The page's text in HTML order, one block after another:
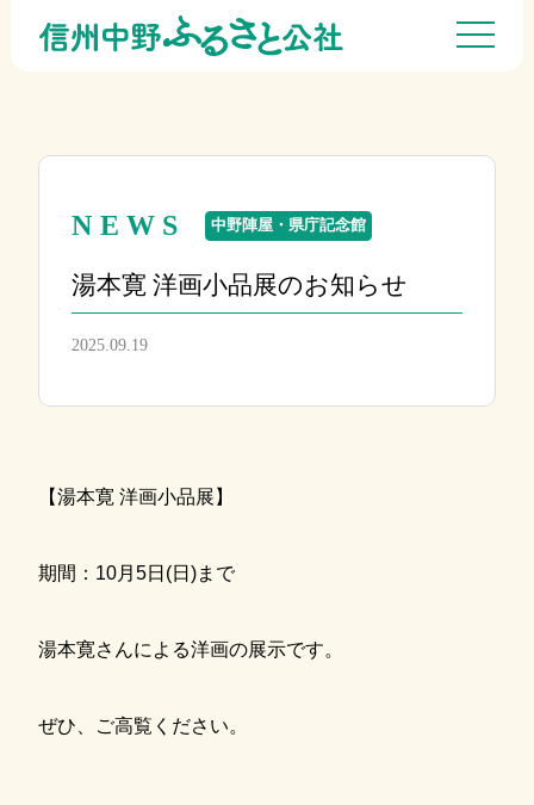
NEWS 中野陣屋・県庁記念館
湯本寛 洋画小品展のお知らせ
2025.09.19
【湯本寛 洋画小品展】
期間：10月5日(日)まで
湯本寛さんによる洋画の展示です。
ぜひ、ご高覧ください。